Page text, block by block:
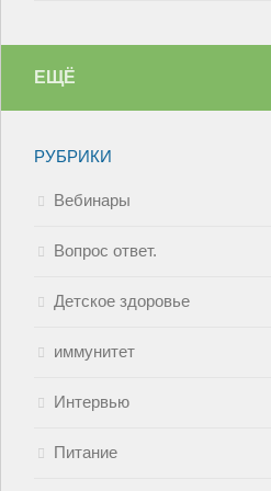
ЕЩЁ
РУБРИКИ
Вебинары
Вопрос ответ.
Детское здоровье
иммунитет
Интервью
Питание